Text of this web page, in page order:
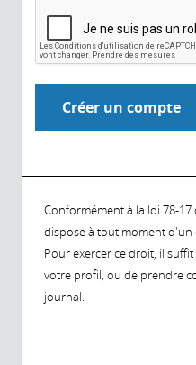
Conformément à la loi 78-
dispose à tout moment d'un
Pour exercer ce droit, il
votre profil, ou de prendre
journal.